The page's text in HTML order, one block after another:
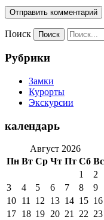
Поиск
Рубрики
Замки
Курорты
Экскурсии
календарь
Август 2026
Пн Вт Ср Чт Пт Сб Вс
1
2
3
4 5 6 7 8
9
10 11 12 13 14 15 16
17 18 19 20 21 22 23